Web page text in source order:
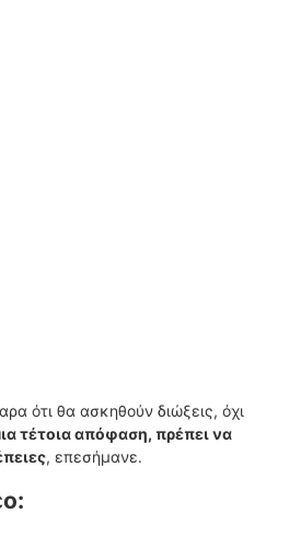
ότι θα ασκηθούν διώξεις, όχι
τέτοια απόφαση, πρέπει να
, επεσήμανε.